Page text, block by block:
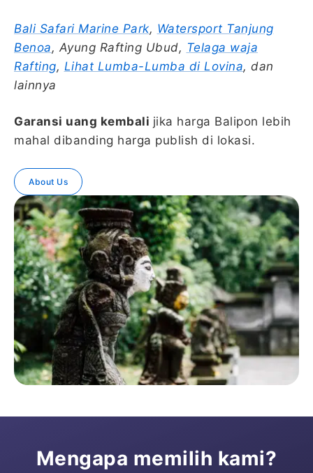
Bali Safari Marine Park, Watersport Tanjung
Benoa, Ayung Rafting Ubud, Telaga waja
Rafting, Lihat Lumba-Lumba di Lovina, dan
lainnya
Garansi uang kembali jika harga Balipon lebih
mahal dibanding harga publish di lokasi.
About Us
Mengapa memilih kami?